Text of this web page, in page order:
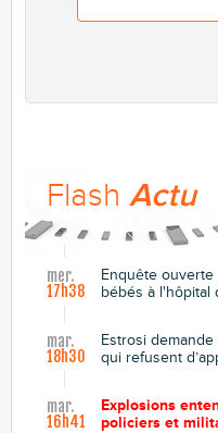
Flash Actu
mer.
17h38
Enquête
bébés à l'hôpital
mar.
18h30
Estrosi demande
qui refusent
mar.
16h41
Explosions
policiers et